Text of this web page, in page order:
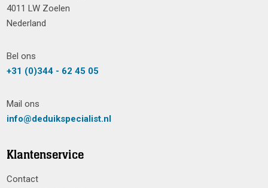
4011 LW Zoelen
Nederland
Bel ons
+31 (0)344 - 62 45 05
Mail ons
info@deduikspecialist.nl
Klantenservice
Contact